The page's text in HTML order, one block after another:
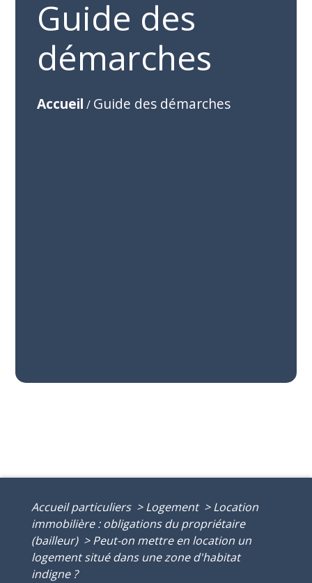
Guide des
démarches
Accueil / Guide des démarches
Accueil particuliers > Logement > Location
immobilière : obligations du propriétaire
(bailleur) > Peut-on mettre en location un
logement situé dans une zone d'habitat
indigne ?